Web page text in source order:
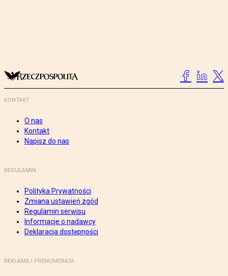
KONTAKT
O nas
Kontakt
Napisz do nas
REGULAMIN
Polityka Prywatności
Zmiana ustawień zgód
Regulamin serwisu
Informacje o nadawcy
Deklaracja dostępności
REKLAMA I PRENUMERATA